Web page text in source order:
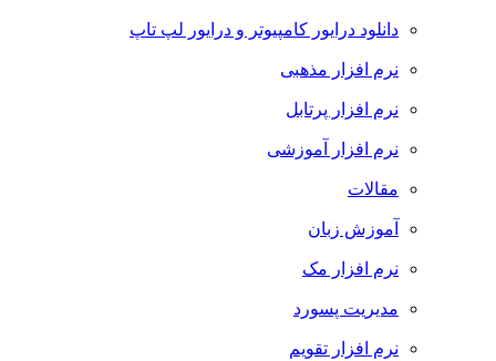
دانلود درایور کامپیوتر و درایور لپ تاپ
نرم افزار مذهبی
نرم افزار پرتابل
نرم افزار آموزشی
مقالات
آموزش زبان
نرم افزار مک
مدیریت پسورد
نرم افزار تقویم